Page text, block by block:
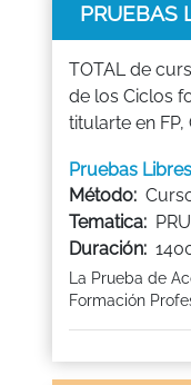
PRUEBAS
TOTAL de
de los Ciclos
titularte en
Pruebas
Método:
Tematica:
Duración:
La Prueba de
Formación